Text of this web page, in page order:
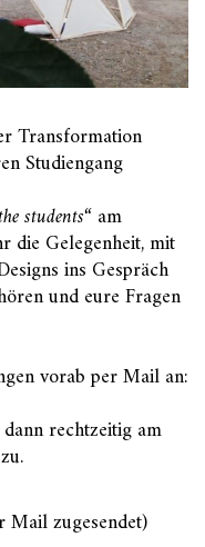
Transformation
Studiengang
students“am
Gelegenheit, mit
ins Gespräch
und eure Fragen
vorab per Mail an:
rechtzeitig am
zugesendet)